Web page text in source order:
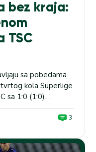
bez kraja:
TSC
sa pobedama
kola Superlige
sa 1:0 (1:0).
igraju Atletiko
MaxBet je3